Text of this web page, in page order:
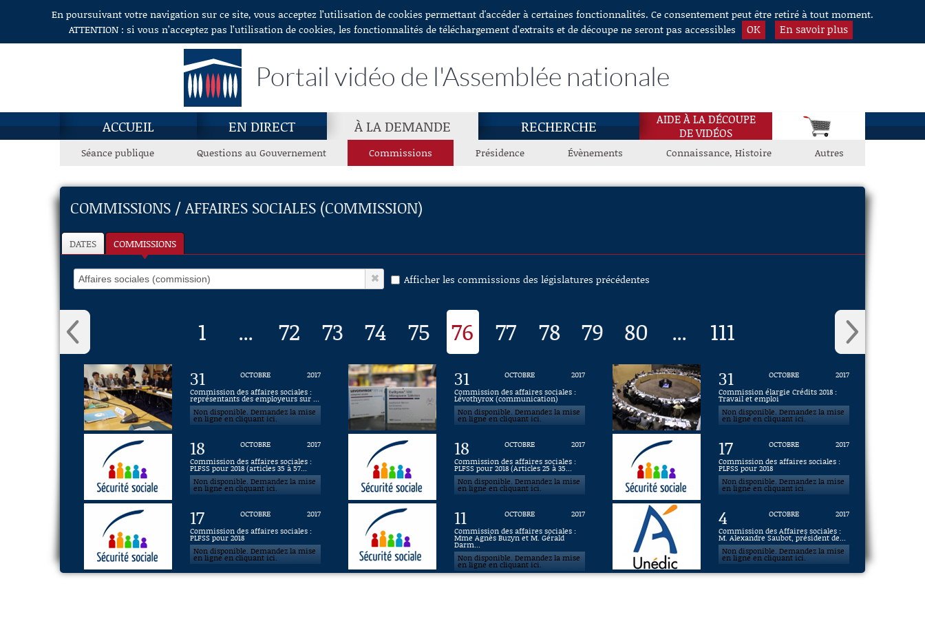
Aller au contenuEn poursuivant votre navigation sur ce site, vous acceptez l’utilisation de cookies permettant d'accéder à certaines fonctionnalités. Ce consentement peut être retiré à tout moment.
ATTENTION : si vous n’acceptez pas l’utilisation de cookies, les fonctionnalités de téléchargement d’extraits et de découpe ne seront pas accessibles
OK En savoir plus
Portail vidéo de l'Assemblée nationale
ACCUEIL EN DIRECT À LA DEMANDE RECHERCHE
AIDE À LA DÉCOUPE
DE VIDÉOS
Séance publique Questions au Gouvernement Commissions Présidence Évènements Connaissance, Histoire Autres
COMMISSIONS / AFFAIRES SOCIALES (COMMISSION)
DATES COMMISSIONS
Afficher les commissions des législatures précédentes
1 ... 72 73 74 75 76 77 78 79 80 ... 111
31 OCTOBRE
2017
Commission des affaires sociales :
représentants des employeurs sur ...
Non disponible. Demandez la mise
en ligne en cliquant ici.
31 OCTOBRE
2017
Commission des affaires sociales :
Lévothyrox (communication)
Non disponible. Demandez la mise
en ligne en cliquant ici.
31 OCTOBRE
2017
Commission élargie Crédits 2018 :
Travail et emploi
Non disponible. Demandez la mise
en ligne en cliquant ici.
18 OCTOBRE
2017
Commission des affaires sociales :
PLFSS pour 2018 (articles 35 à 57...
Non disponible. Demandez la mise
en ligne en cliquant ici.
18 OCTOBRE
2017
Commission des affaires sociales :
PLFSS pour 2018 (Articles 25 à 35...
Non disponible. Demandez la mise
en ligne en cliquant ici.
17 OCTOBRE
2017
Commission des affaires sociales :
PLFSS pour 2018
Non disponible. Demandez la mise
en ligne en cliquant ici.
17 OCTOBRE
2017
Commission des affaires sociales :
PLFSS pour 2018
Non disponible. Demandez la mise
en ligne en cliquant ici.
11 OCTOBRE
2017
Commission des affaires sociales :
Mme Agnès Buzyn et M. Gérald
Darm...
Non disponible. Demandez la mise
en ligne en cliquant ici.
4 OCTOBRE
2017
Commission des Affaires sociales :
M. Alexandre Saubot, président de...
Non disponible. Demandez la mise
en ligne en cliquant ici.